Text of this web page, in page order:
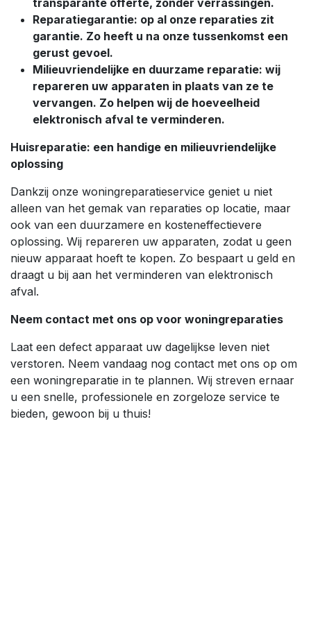
transparante offerte, zonder verrassingen.
Reparatiegarantie: op al onze reparaties zit
garantie. Zo heeft u na onze tussenkomst een
gerust gevoel.
Milieuvriendelijke en duurzame reparatie: wij
repareren uw apparaten in plaats van ze te
vervangen. Zo helpen wij de hoeveelheid
elektronisch afval te verminderen.
Huisreparatie: een handige en milieuvriendelijke
oplossing
Dankzij onze woningreparatieservice geniet u niet
alleen van het gemak van reparaties op locatie, maar
ook van een duurzamere en kosteneffectievere
oplossing. Wij repareren uw apparaten, zodat u geen
nieuw apparaat hoeft te kopen. Zo bespaart u geld en
draagt u bij aan het verminderen van elektronisch
afval.
Neem contact met ons op voor woningreparaties
Laat een defect apparaat uw dagelijkse leven niet
verstoren. Neem vandaag nog contact met ons op om
een woningreparatie in te plannen. Wij streven ernaar
u een snelle, professionele en zorgeloze service te
bieden, gewoon bij u thuis!